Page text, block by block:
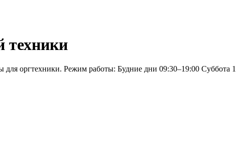
техники
оргтехники. Режим работы: Будние дни 09:30–19:00 Суббота